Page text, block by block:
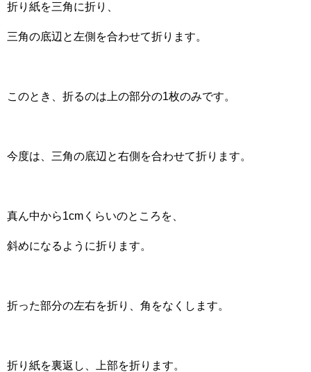
折り紙を三角に折り、
三角の底辺と左側を合わせて折ります。
このとき、折るのは上の部分の1枚のみです。
今度は、三角の底辺と右側を合わせて折ります。
真ん中から1cmくらいのところを、
斜めになるように折ります。
折った部分の左右を折り、角をなくします。
折り紙を裏返し、上部を折ります。